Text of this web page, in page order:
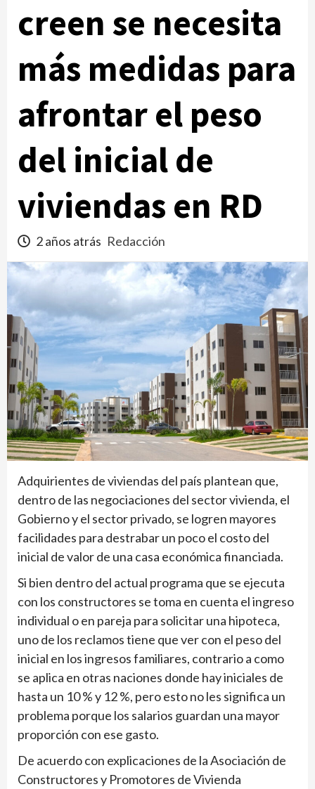
creen se necesita
más medidas para
afrontar el peso
del inicial de
viviendas en RD
2 años atrás Redacción
Adquirientes de viviendas del país plantean que,
dentro de las negociaciones del sector vivienda, el
Gobierno y el sector privado, se logren mayores
facilidades para destrabar un poco el costo del
inicial de valor de una casa económica financiada.
Si bien dentro del actual programa que se ejecuta
con los constructores se toma en cuenta el ingreso
individual o en pareja para solicitar una hipoteca,
uno de los reclamos tiene que ver con el peso del
inicial en los ingresos familiares, contrario a como
se aplica en otras naciones donde hay iniciales de
hasta un 10 % y 12 %, pero esto no les significa un
problema porque los salarios guardan una mayor
proporción con ese gasto.
De acuerdo con explicaciones de la Asociación de
Constructores y Promotores de Vivienda